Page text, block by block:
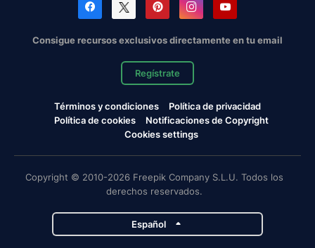
Consigue recursos exclusivos directamente en tu email
Regístrate
Términos y condiciones
Política de privacidad
Política de cookies
Notificaciones de Copyright
Cookies settings
Copyright © 2010-2026 Freepik Company S.L.U. Todos los
derechos reservados.
Español